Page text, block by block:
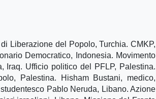
Liberazione del Popolo, Turchia. CMKP,
Democratico, Indonesia. Movimento
Iraq. Ufficio politico del PFLP, Palestina.
Palestina. Hisham Bustani, medico,
Pablo Neruda, Libano. Azione